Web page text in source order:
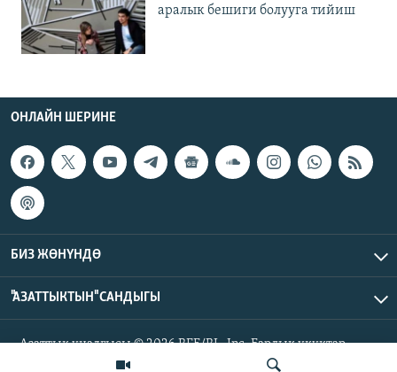
аралык бешиги болууга тийиш
ОНЛАЙН ШЕРИНЕ
БИЗ ЖӨНҮНДӨ
"АЗАТТЫКТЫН" САНДЫГЫ
Азаттык үналгысы © 2026 RFE/RL, Inc. Бардык укуктар